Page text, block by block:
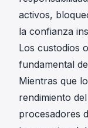
activos,
la confianza
Los custodios
fundamental
Mientras que
rendimiento
procesadores